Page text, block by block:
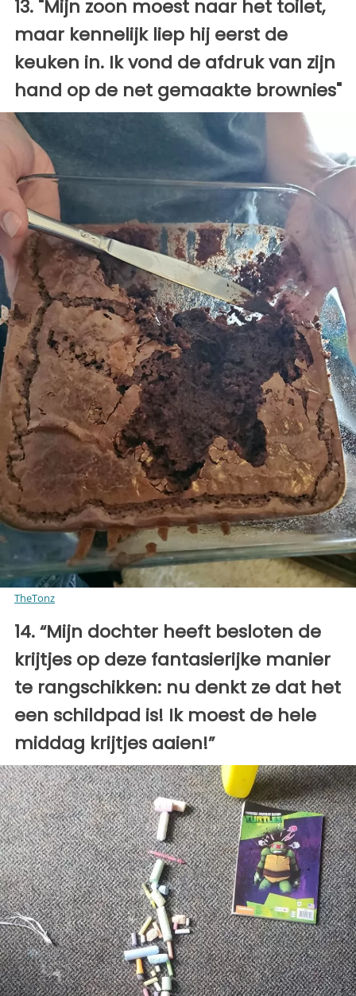
13. "Mijn zoon moest naar het toilet,
maar kennelijk liep hij eerst de
keuken in. Ik vond de afdruk van zijn
hand op de net gemaakte brownies"
TheTonz
14. “Mijn dochter heeft besloten de
krijtjes op deze fantasierijke manier
te rangschikken: nu denkt ze dat het
een schildpad is! Ik moest de hele
middag krijtjes aaien!”